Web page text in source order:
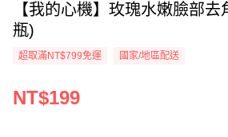
【我的心機】玫瑰水嫩臉部
瓶)
超取滿NT$799免運 國家/地區配送
NT$199